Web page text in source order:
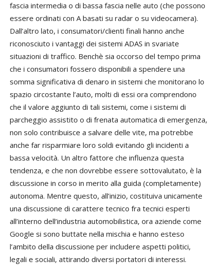
fascia intermedia o di bassa fascia nelle auto (che possono
essere ordinati con A basati su radar o su videocamera).
Dall’altro lato, i consumatori/clienti finali hanno anche
riconosciuto i vantaggi dei sistemi ADAS in svariate
situazioni di traffico. Benchè sia occorso del tempo prima
che i consumatori fossero disponibili a spendere una
somma significativa di denaro in sistemi che monitorano lo
spazio circostante l’auto, molti di essi ora comprendono
che il valore aggiunto di tali sistemi, come i sistemi di
parcheggio assistito o di frenata automatica di emergenza,
non solo contribuisce a salvare delle vite, ma potrebbe
anche far risparmiare loro soldi evitando gli incidenti a
bassa velocità. Un altro fattore che influenza questa
tendenza, e che non dovrebbe essere sottovalutato, è la
discussione in corso in merito alla guida (completamente)
autonoma. Mentre questo, all’inizio, costituiva unicamente
una discussione di carattere tecnico fra tecnici esperti
all’interno dell’industria automobilistica, ora aziende come
Google si sono buttate nella mischia e hanno esteso
l’ambito della discussione per includere aspetti politici,
legali e sociali, attirando diversi portatori di interessi.